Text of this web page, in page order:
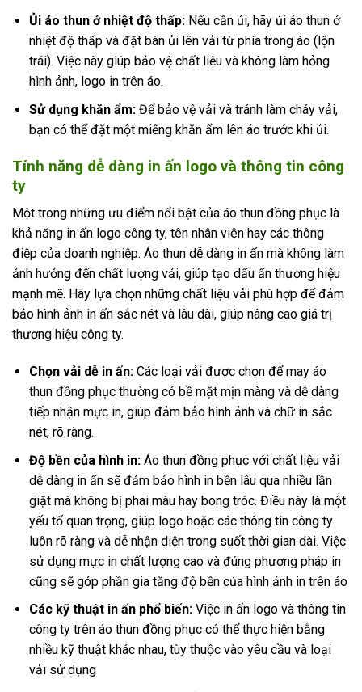
Ủi áo thun ở nhiệt độ thấp:Nếu cần ủi, hãy ủi áo thun ở
nhiệt độ thấp và đặt bàn ủi lên vải từ phía trong áo (lộn
trái). Việc này giúp bảo vệ chất liệu và không làm hỏng
hình ảnh, logo in trên áo.
Sử dụng khăn ẩm:Để bảo vệ vải và tránh làm cháy vải,
bạn có thể đặt một miếng khăn ẩm lên áo trước khi ủi.
Tính năng dễ dàng in ấn logo và thông tin công
ty
Một trong những ưu điểm nổi bật của áo thun đồng phục là
khả năng in ấn logo công ty, tên nhân viên hay các thông
điệp của doanh nghiệp. Áo thun dễ dàng in ấn mà không làm
ảnh hưởng đến chất lượng vải, giúp tạo dấu ấn thương hiệu
mạnh mẽ. Hãy lựa chọn những chất liệu vải phù hợp để đảm
bảo hình ảnh in ấn sắc nét và lâu dài, giúp nâng cao giá trị
thương hiệu công ty.
Chọn vải dễ in ấn: Các loại vải được chọn để may áo
thun đồng phục thường có bề mặt mịn màngvà dễ dàng
tiếp nhận mực in, giúp đảm bảo hình ảnh và chữ in sắc
nét, rõ ràng.
Độ bền của hình in:Áo thun đồng phục với chất liệu vải
dễ dàng in ấn sẽ đảm bảo hình in bền lâu qua nhiều lần
giặt mà không bị phai màu hay bong tróc. Điều này là một
yếu tố quan trọng, giúp logo hoặc các thông tin công ty
luôn rõ ràng và dễ nhận diện trong suốt thời gian dài. Việc
sử dụng mực in chất lượng cao và đúng phương pháp in
cũng sẽ góp phần gia tăng độ bền của hình ảnh in trên áo
Các kỹ thuật in ấn phổ biến:Việc in ấn logo và thông tin
công ty trên áo thun đồng phục có thể thực hiện bằng
nhiều kỹ thuật khác nhau, tùy thuộc vào yêu cầu và loại
vải sử dụng